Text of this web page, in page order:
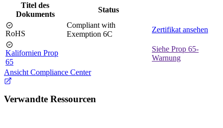
Titel des
Dokuments
Status
RoHS
Compliant with
Exemption 6C
Zertifikat ansehen
Kalifornien Prop
65
Siehe Prop 65-
Warnung
Ansicht Compliance Center
Verwandte Ressourcen